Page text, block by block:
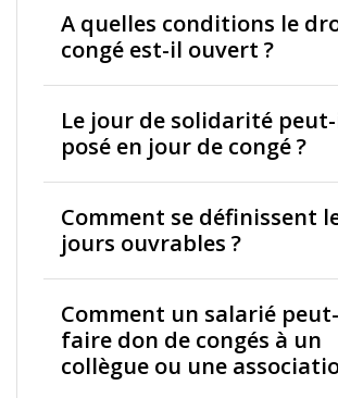
A quelles conditions le
congé est-il ouvert ?
Le jour de solidarité
posé en jour de congé ?
Comment se définissent
jours ouvrables ?
Comment un salarié
faire don de congés à un
collègue ou une